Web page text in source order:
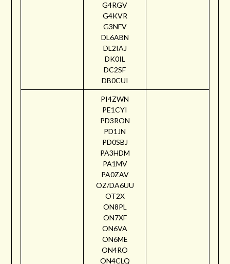
G4RGV
G4KVR
G3NFV
DL6ABN
DL2IAJ
DK0IL
DC2SF
DB0CUI
PI4ZWN
PE1CYI
PD3RON
PD1JN
PD0SBJ
PA3HDM
PA1MV
PA0ZAV
OZ/DA6UU
OT2X
ON8PL
ON7XF
ON6VA
ON6ME
ON4RO
ON4CLQ